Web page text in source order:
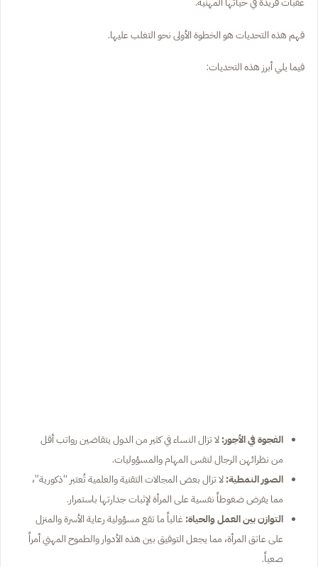
فهم هذه التحديات هو الخطوة الأولى نحو التغلب عليها.
فيما يلي أبرز هذه التحديات:
الفجوة في الأجور:لا تزال النساء في كثير من الدول يتقاضين رواتب أقل
من نظرائهن الرجال لنفس المهام والمسؤوليات.
الصور النمطية:لا تزال بعض المجالات التقنية والعلمية تُعتبر “ذكورية”،
مما يفرض ضغوطاً نفسية على المرأة لإثبات جدارتها باستمرار.
التوازن بين العمل والحياة:غالباً ما تقع مسؤولية رعاية الأسرة والمنزل
على عاتق المرأة، مما يجعل التوفيق بين هذه الأدوار والطموح المهني أمراً
صعباً.